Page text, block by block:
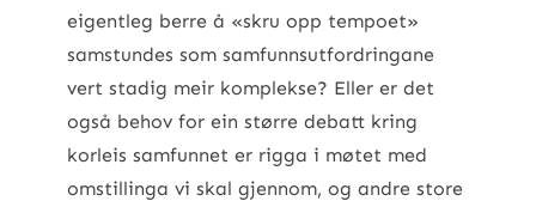
eigentleg berre å «skru opp tempoet»
samstundes som samfunnsutfordringane
vert stadig meir komplekse? Eller er det
også behov for ein større debatt kring
korleis samfunnet er rigga i møtet med
omstillinga vi skal gjennom, og andre store